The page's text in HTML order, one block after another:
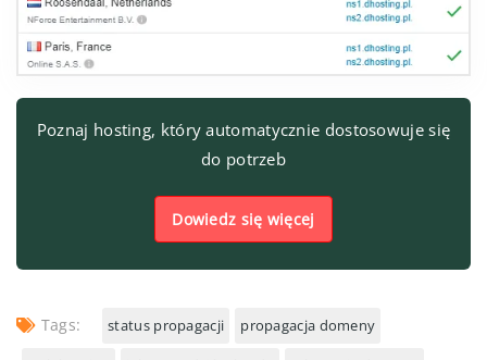
Poznaj hosting, który automatycznie dostosowuje się
do potrzeb
Dowiedz się więcej
Tags: status propagacji propagacja domeny